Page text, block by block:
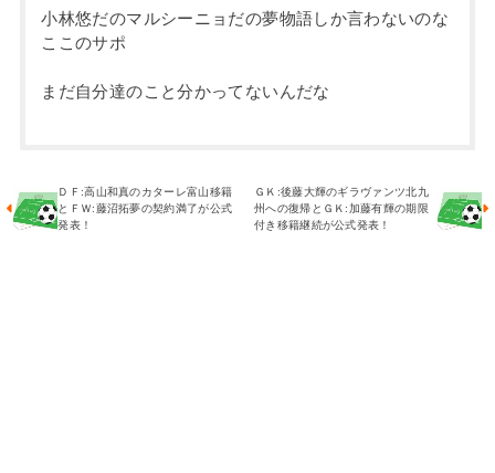
小林悠だのマルシーニョだの夢物語しか言わないのな
ここのサポ
まだ自分達のこと分かってないんだな
ＤＦ:高山和真のカターレ富山移籍
とＦＷ:藤沼拓夢の契約満了が公式
発表！
ＧＫ:後藤大輝のギラヴァンツ北九
州への復帰とＧＫ:加藤有輝の期限
付き移籍継続が公式発表！